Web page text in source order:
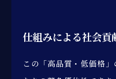
仕組みによる社会貢
この「高品質・低価格